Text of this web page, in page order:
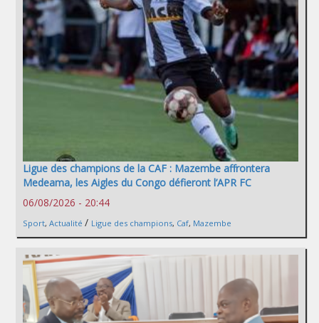
Ligue des champions de la CAF : Mazembe affrontera
Medeama, les Aigles du Congo défieront l’APR FC
06/08/2026 - 20:44
Sport, Actualité / Ligue des champions, Caf, Mazembe